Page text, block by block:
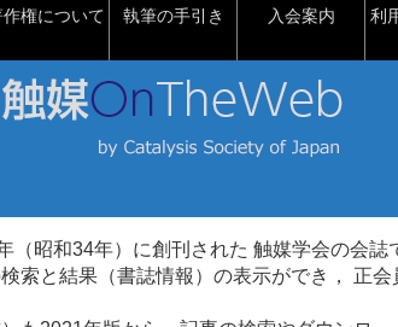
作権について 執筆の手引き 入会案内 利
（昭和34年）に創刊された 触媒学会の会誌
索と結果（書誌情報）の表示ができ， 正